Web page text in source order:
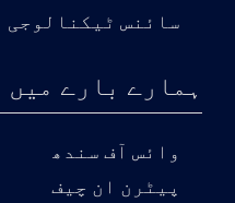
سائنس ٹیکنالوجی
ہمارے بارے میں
وائس آف سندھ
پیٹرن ان چیف